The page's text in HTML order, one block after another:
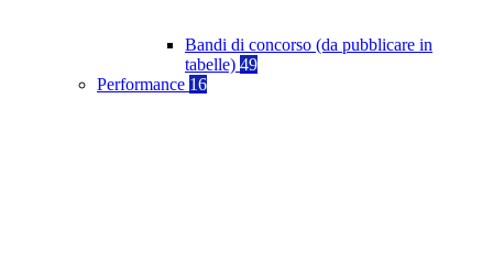
Bandi di concorso (da pubblicare in
tabelle) 49
Performance 16